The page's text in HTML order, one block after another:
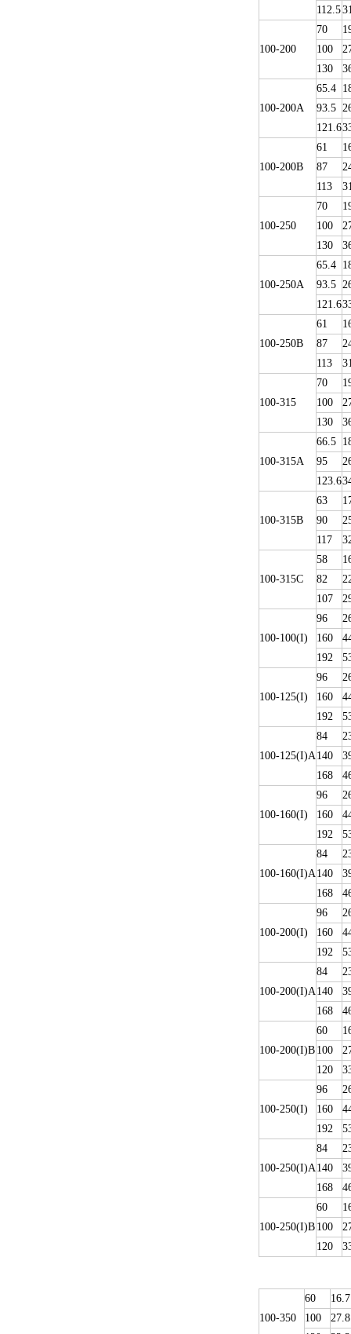
112.5
100-200
70
100
130
100-200A
65.4
93.5
121.6
100-200B
61
87
113
100-250
70
100
130
100-250A
65.4
93.5
121.6
100-250B
61
87
113
100-315
70
100
130
100-315A
66.5
95
123.6
100-315B
63
90
117
100-315C
58
82
107
100-100(I)
96
160
192
100-125(I)
96
160
192
100-125(I)A
84
140
168
100-160(I)
96
160
192
100-160(I)A
84
140
168
100-200(I)
96
160
192
100-200(I)A
84
140
168
100-200(I)B
60
100
120
100-250(I)
96
160
192
100-250(I)A
84
140
168
100-250(I)B
60
100
120
100-350
60
16.7
100
27.8